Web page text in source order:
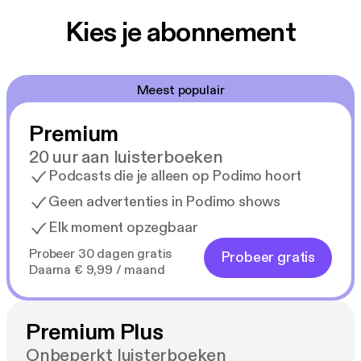
Kies je abonnement
Meest populair
Premium
20 uur aan luisterboeken
Podcasts die je alleen op Podimo hoort
Geen advertenties in Podimo shows
Elk moment opzegbaar
Probeer 30 dagen gratis
Daarna € 9,99 / maand
Probeer gratis
Premium Plus
Onbeperkt luisterboeken